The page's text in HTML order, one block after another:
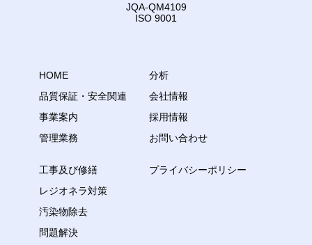
JQA-QM4109
ISO 9001
HOME
品質保証・安全関連
事業案内
管理業務
工事及び修繕
レジオネラ対策
汚染物除去
問題解決
分析
会社情報
採用情報
お問い合わせ
プライバシーポリシー